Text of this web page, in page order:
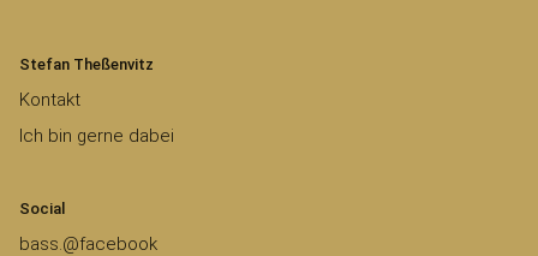
Stefan Theßenvitz
Kontakt
Ich bin gerne dabei
Social
bass.@facebook